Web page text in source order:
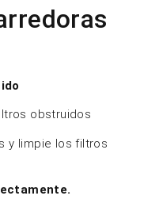
fallos en el
la batería e
transmisión.
polvo
o bloqueado
filtros e